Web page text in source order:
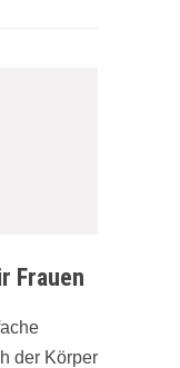
Frauen
der Körper